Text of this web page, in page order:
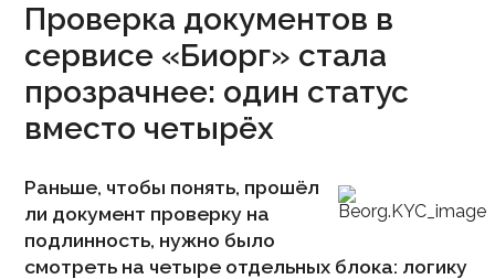
Проверка документов в
сервисе «Биорг» стала
прозрачнее: один статус
вместо четырёх
Раньше, чтобы понять, прошёл
ли документ проверку на
подлинность, нужно было
смотреть на четыре отдельных блока: логику